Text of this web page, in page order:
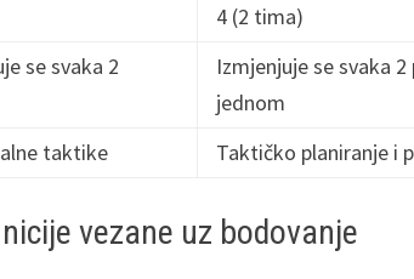
4 (2 tima)
se svaka 2
Izmjenjuje se svaka
jednom
taktike Taktičko planiranje i
vezane uz bodovanje